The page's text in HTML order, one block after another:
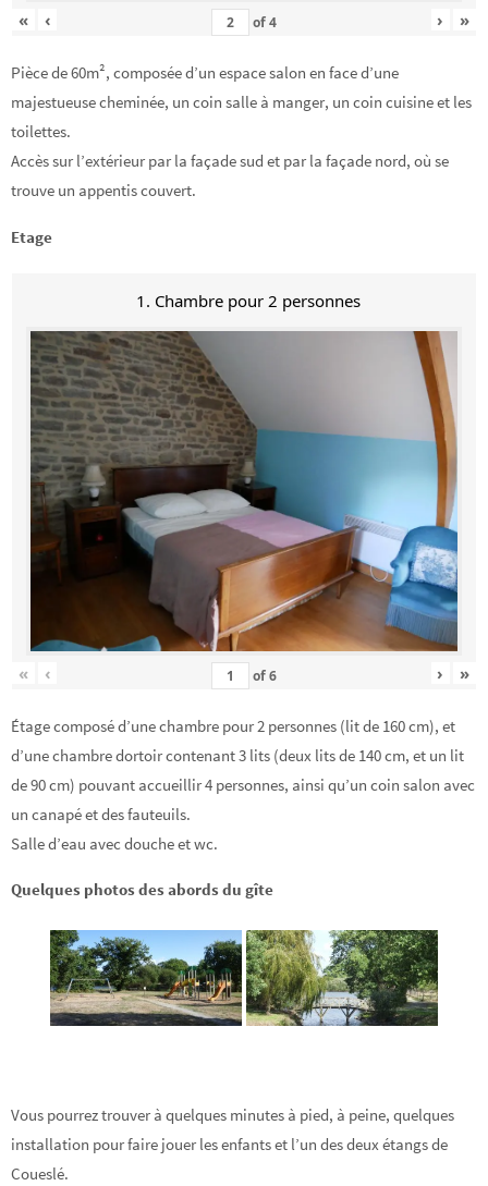
« ‹ of4 › »
Pièce de 60m², composée d’un espace salon en face d’une
majestueuse cheminée, un coin salle à manger, un coin cuisine et les
toilettes.
Accès sur l’extérieur par la façade sud et par la façade nord, où se
trouve un appentis couvert.
Etage
1. Chambre pour 2 personnes
« ‹ of6 › »
Étage composé d’une chambre pour 2 personnes (lit de 160 cm), et
d’une chambre dortoir contenant 3 lits (deux lits de 140 cm, et un lit
de 90 cm) pouvant accueillir 4 personnes, ainsi qu’un coin salon avec
un canapé et des fauteuils.
Salle d’eau avec douche et wc.
Quelques photos des abords du gîte
Vous pourrez trouver à quelques minutes à pied, à peine, quelques
installation pour faire jouer les enfants et l’un des deux étangs de
Coueslé.